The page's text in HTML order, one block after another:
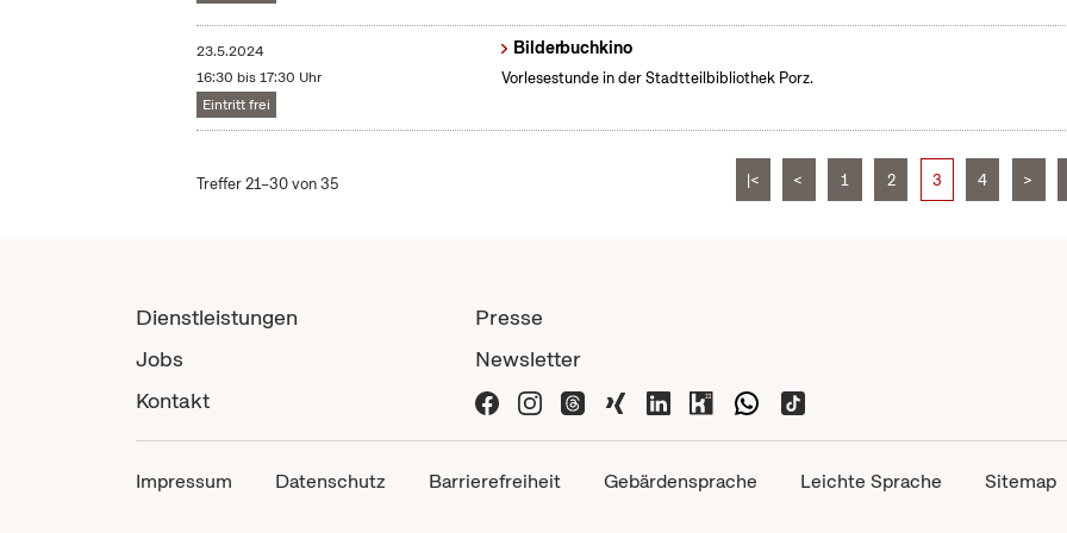
23.5.2024
16:30 bis 17:30 Uhr
Eintritt frei
Bilderbuchkino
Vorlesestunde in der Stadtteilbibliothek Porz.
Treffer 21–30 von 35 |< < 1 2 3 4 >
Dienstleistungen
Jobs
Kontakt
Presse
Newsletter
Impressum Datenschutz Barrierefreiheit Gebärdensprache Leichte Sprache Sitemap